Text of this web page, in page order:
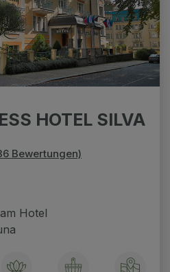
HOTEL SILVA
Bewertungen)
Hotel